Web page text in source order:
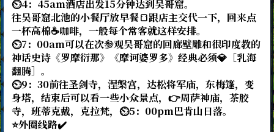
⏲️4：45am酒店出发15分钟达到吴哥窟。
往吴哥窟北池的小餐厅放早餐🍞跟店主交代一下，回来点
一杯高棉☕咖啡，一般每个常客就这样安排。
⏲️7：00am可以在次参观吴哥窟的回廊壁雕和很印度教的
神话史诗《罗摩衍那》《摩诃婆罗多》经典必须💎［乳海
翻腾］。
⏲️9：30前往圣剑寺，涅槃宫，达松将军庙，东梅篷，变
身塔，结束后可以看一些小众景点，👉周萨神庙，茶胶
寺，班蒂克戴，克拉梵，⏲️5：00pm巴肯山日落。
⭐外圈线路✔️